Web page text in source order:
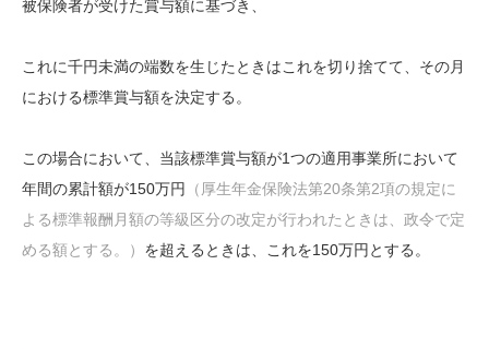
被保険者が受けた賞与額に基づき、
これに千円未満の端数を生じたときはこれを切り捨てて、その月
における標準賞与額を決定する。
この場合において、当該標準賞与額が1つの適用事業所において
年間の累計額が150万円
（厚生年金保険法第20条第2項の規定に
よる標準報酬月額の等級区分の改定が行われたときは、政令で定
める額とする。） を超えるときは、これを150万円とする。